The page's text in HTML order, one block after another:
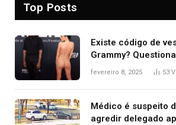
Top Posts
Existe código de
Grammy?
após Bianca
fevereiro 8, 2025 53
Médico é suspeito
agredir delegado